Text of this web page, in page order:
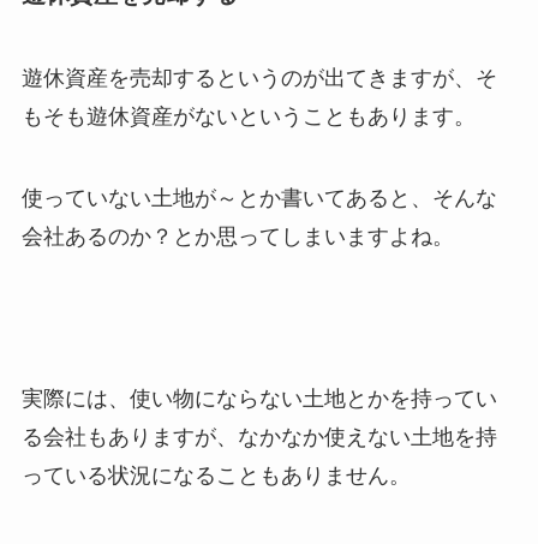
遊休資産を売却するというのが出てきますが、そ
もそも遊休資産がないということもあります。
使っていない土地が～とか書いてあると、そんな
会社あるのか？とか思ってしまいますよね。
実際には、使い物にならない土地とかを持ってい
る会社もありますが、なかなか使えない土地を持
っている状況になることもありません。